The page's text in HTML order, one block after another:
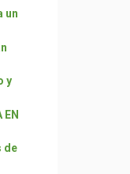
un
y
EN
de